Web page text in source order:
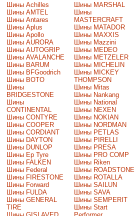
Шины Achilles
Шины AMTEL
Шины Antares
Шины Aplus
Шины Apollo
Шины AURORA
Шины AUTOGRIP
Шины AVALANCHE
Шины BARUM
Шины BFGoodrich
Шины BOTO
Шины
BRIDGESTONE
Шины
CONTINENTAL
Шины CONTYRE
Шины COOPER
Шины CORDIANT
Шины DAYTON
Шины DUNLOP
Шины Ep Tyre
Шины FALKEN
Шины Federal
Шины FIRESTONE
Шины Forward
Шины FULDA
Шины GENERAL
TIRE
Шины MARSHAL
Шины
MASTERCRAFT
Шины MATADOR
Шины MAXXIS
Шины Mazzini
Шины MEDEO
Шины METZELER
Шины MICHELIN
Шины MICKEY
THOMPSON
Шины Mitas
Шины Nankang
Шины National
Шины NEXEN
Шины NOKIAN
Шины NORDMAN
Шины PETLAS
Шины PIRELLI
Шины PRESA
Шины PRO COMP
Шины Riken
Шины ROADSTONE
Шины ROTALLA
Шины SAILUN
Шины SAVA
Шины SEMPERIT
Шины Start